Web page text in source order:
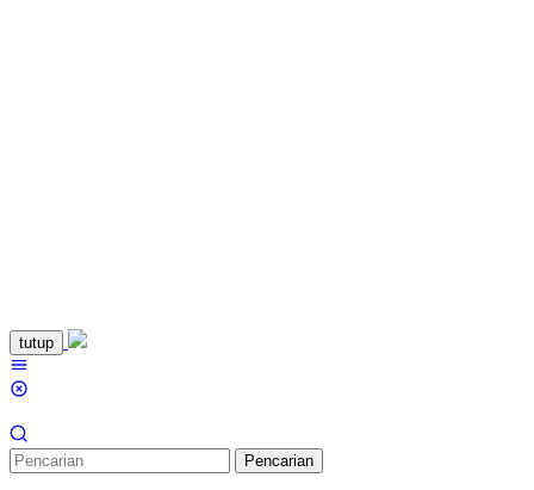
Loncat
ke
konten
tutup
Pencarian